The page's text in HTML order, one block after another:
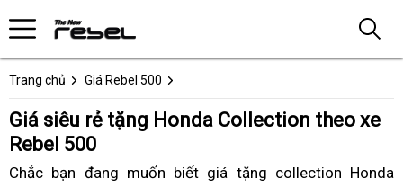
Trang chủ Giá Rebel 500
Giá siêu rẻ tặng Honda Collection theo xe
Rebel 500
Chắc bạn nhiều
đang giá
muốn biết giá tặng collection Honda